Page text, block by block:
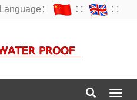
Language： ∷ ∷